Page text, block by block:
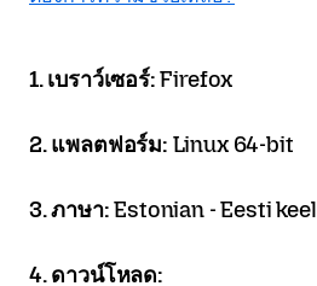
1. เบราว์เซอร์:Firefox
2. แพลตฟอร์ม: Linux 64-bit
3. ภาษา:Estonian - Eesti keel
4. ดาวน์โหลด: